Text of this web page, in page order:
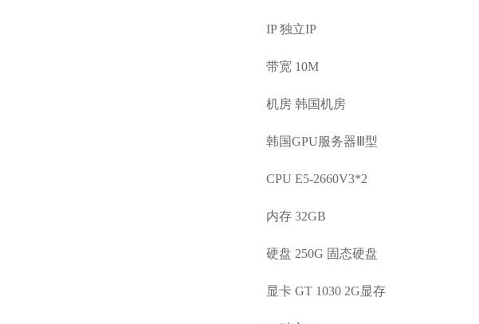
IP 独立IP
带宽 10M
机房 韩国机房
韩国GPU服务器Ⅲ型
CPU E5-2660V3*2
内存 32GB
硬盘 250G 固态硬盘
显卡 GT 1030 2G显存